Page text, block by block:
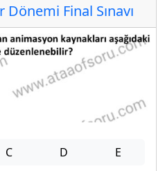
Final Sınavı
C D E